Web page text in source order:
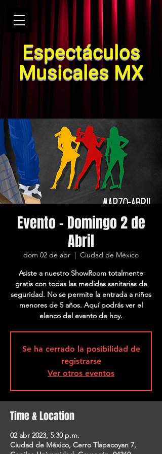
Espectáculos
Musicales MX
Evento - Domingo 2 de
Abril
dom 02 de abr
  |
Ciudad de México
Asiste a nuestro ShowRoom totalmente
gratis con todas las medidas sanitarias de
seguridad. No se permite la entrada a niños
menores de 5 años. Aquí podrás ver el
elenco del evento de hoy.
Se ha cerrado la posibilidad de
registrarse
Ver otros eventos
Time & Location
02 abr 2023, 5:30 p.m.
Ciudad de México, Cerro Tlapacoyan 7,